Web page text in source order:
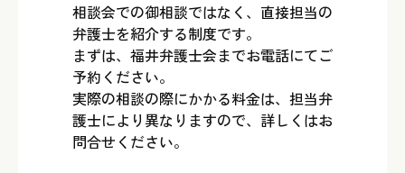
相談会での御相談ではなく、直接担当の
弁護士を紹介する制度です。
まずは、福井弁護士会までお電話にてご
予約ください。
実際の相談の際にかかる料金は、担当弁
護士により異なりますので、詳しくはお
問合せください。